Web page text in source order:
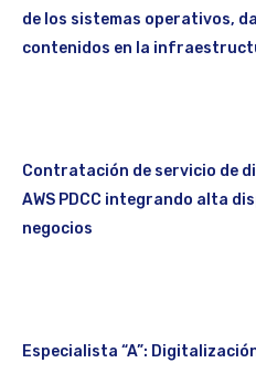
de los sistemas operativos,
contenidos en la
Contratación de servicio de
AWS PDCC integrando alta
negocios
Especialista “A”: